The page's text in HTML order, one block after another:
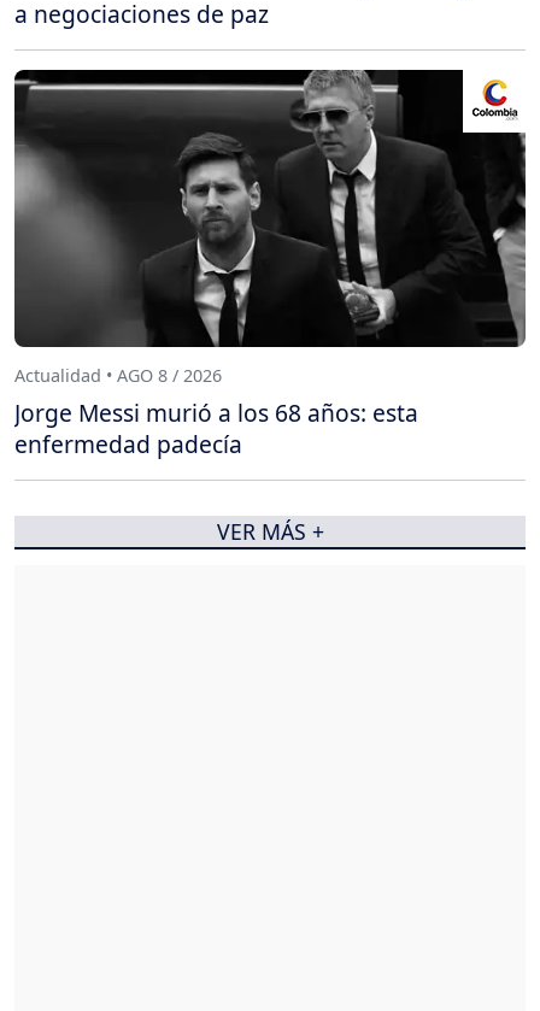
a negociaciones de paz
Actualidad • AGO 8 / 2026
Jorge Messi murió a los 68 años: esta
enfermedad padecía
VER MÁS +